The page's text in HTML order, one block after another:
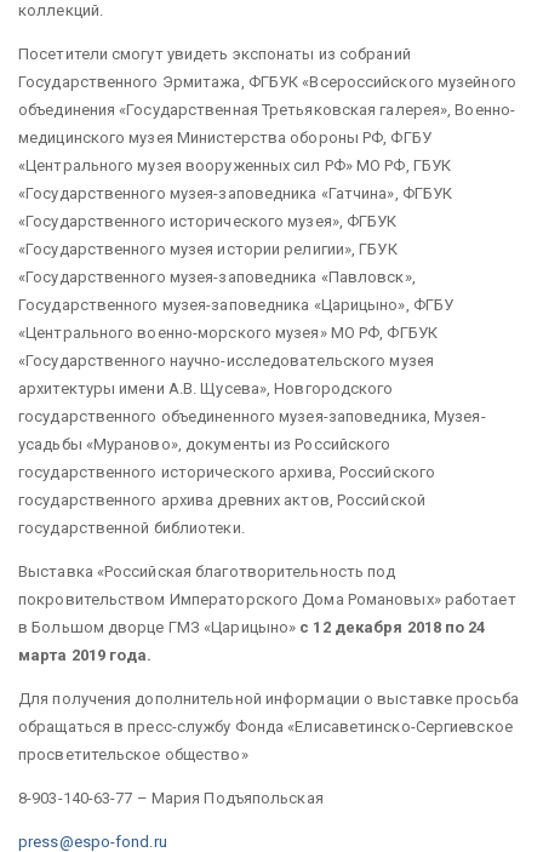
коллекций.
Посетители смогут увидеть экспонаты из собраний
Государственного Эрмитажа, ФГБУК «Всероссийского музейного
объединения «Государственная Третьяковская галерея», Военно-
медицинского музея Министерства обороны РФ, ФГБУ
«Центрального музея вооруженных сил РФ» МО РФ, ГБУК
«Государственного музея-заповедника «Гатчина», ФГБУК
«Государственного исторического музея», ФГБУК
«Государственного музея истории религии», ГБУК
«Государственного музея-заповедника «Павловск»,
Государственного музея-заповедника «Царицыно», ФГБУ
«Центрального военно-морского музея» МО РФ, ФГБУК
«Государственного научно-исследовательского музея
архитектуры имени А.В. Щусева», Новгородского
государственного объединенного музея-заповедника, Музея-
усадьбы «Мураново», документы из Российского
государственного исторического архива, Российского
государственного архива древних актов, Российской
государственной библиотеки.
Выставка «Российская благотворительность под
покровительством Императорского Дома Романовых» работает
в Большом дворце ГМЗ «Царицыно» с 12 декабря 2018 по 24
марта 2019 года.
Для получения дополнительной информации о выставке просьба
обращаться в пресс-службу Фонда «Елисаветинско-Сергиевское
просветительское общество»
8-903-140-63-77 – Мария Подъяпольская
press@espo-fond.ru